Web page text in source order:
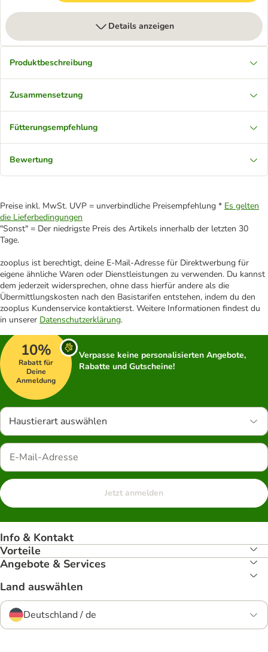
Details anzeigen
Produktbeschreibung
Zusammensetzung
Fütterungsempfehlung
Bewertung
Preise inkl. MwSt. UVP = unverbindliche Preisempfehlung * Es gelten
die Lieferbedingungen
"Sonst" = Der niedrigste Preis des Artikels innerhalb der letzten 30
Tage.
zooplus ist berechtigt, deine E-Mail-Adresse für Direktwerbung für
eigene ähnliche Waren oder Dienstleistungen zu verwenden. Du kannst
dem jederzeit widersprechen, ohne dass hierfür andere als die
Übermittlungskosten nach den Basistarifen entstehen, indem du den
zooplus Kundenservice kontaktierst. Weitere Informationen findest du
in unserer Datenschutzerklärung.
10%
Rabatt für
Deine
Anmeldung
Verpasse keine personalisierten Angebote,
Rabatte und Gutscheine!
Haustierart auswählen
Jetzt anmelden
Info & Kontakt
Vorteile
Angebote & Services
Land auswählen
Deutschland / de